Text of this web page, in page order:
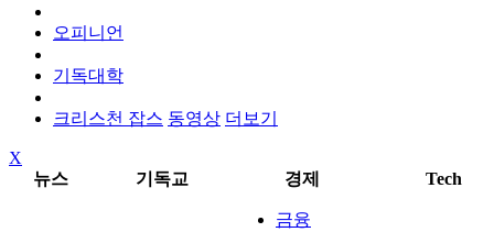
오피니언
기독대학
크리스천 잡스 동영상 더보기
X
뉴스
기독교 경제 Tech
금융